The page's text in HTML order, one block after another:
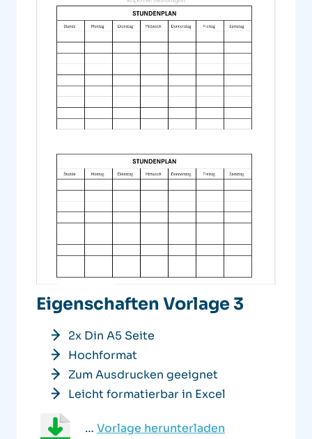
Eigenschaften Vorlage 3
2x Din A5 Seite
Hochformat
Zum Ausdrucken geeignet
Leicht formatierbar in Excel
… Vorlage herunterladen